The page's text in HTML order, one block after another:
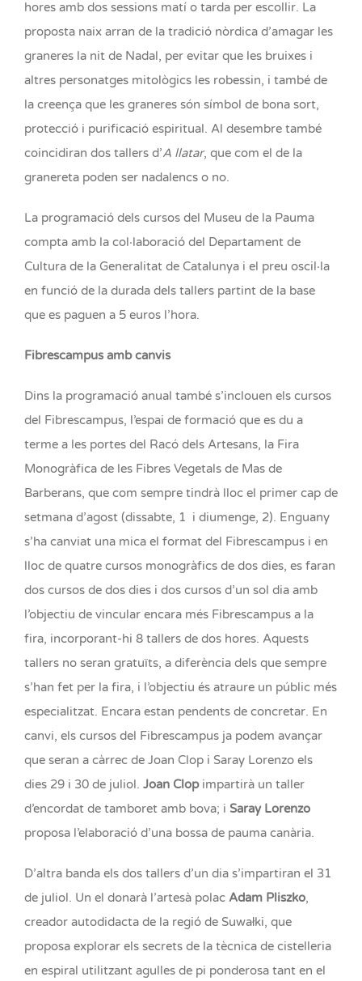
hores amb dos sessions matí o tarda per escollir. La
proposta naix arran de la tradició nòrdica d’amagar les
graneres la nit de Nadal, per evitar que les bruixes i
altres personatges mitològics les robessin, i també de
la creença que les graneres són símbol de bona sort,
protecció i purificació espiritual. Al desembre també
coincidiran dos tallers d’A llatar, que com el de la
granereta poden ser nadalencs o no.
La programació dels cursos del Museu de la Pauma
compta amb la col·laboració del Departament de
Cultura de la Generalitat de Catalunya i el preu oscil·la
en funció de la durada dels tallers partint de la base
que es paguen a 5 euros l’hora.
Fibrescampus amb canvis
Dins la programació anual també s’inclouen els cursos
del Fibrescampus, l’espai de formació que es du a
terme a les portes del Racó dels Artesans, la Fira
Monogràfica de les Fibres Vegetals de Mas de
Barberans, que com sempre tindrà lloc el primer cap de
setmana d’agost (dissabte, 1 i diumenge, 2). Enguany
s’ha canviat una mica el format del Fibrescampus i en
lloc de quatre cursos monogràfics de dos dies, es faran
dos cursos de dos dies i dos cursos d’un sol dia amb
l’objectiu de vincular encara més Fibrescampus a la
fira, incorporant-hi 8 tallers de dos hores. Aquests
tallers no seran gratuïts, a diferència dels que sempre
s’han fet per la fira, i l’objectiu és atraure un públic més
especialitzat. Encara estan pendents de concretar. En
canvi, els cursos del Fibrescampus ja podem avançar
que seran a càrrec de Joan Clop i Saray Lorenzo els
dies 29 i 30 de juliol. Joan Clopimpartirà un taller
d’encordat de tamboret amb bova; i Saray Lorenzo
proposa l’elaboració d’una bossa de pauma canària.
D’altra banda els dos tallers d’un dia s’impartiran el 31
de juliol. Un el donarà l’artesà polac Adam Pliszko,
creador autodidacta de la regió de Suwałki, que
proposa explorar els secrets de la tècnica de cistelleria
en espiral utilitzant agulles de pi ponderosa tant en el